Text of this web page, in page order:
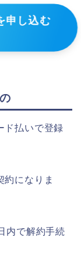
申し込む
ド払いで登録
約になりま
内で解約手続